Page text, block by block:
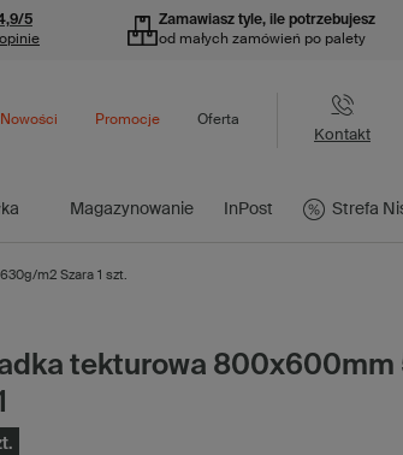
5
Zamawiasz tyle, ile potrzebujesz
od małych zamówień po palety
Kontakt
Magazynowanie InPost Strefa
Nowości Promocje Oferta
m2 Szara 1 szt.
tekturowa 800x600mm